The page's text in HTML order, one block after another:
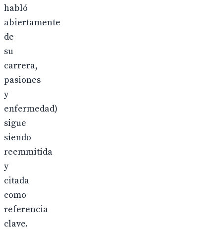
habló
abiertamente
de
su
carrera,
pasiones
y
enfermedad)
sigue
siendo
reemmitida
y
citada
como
referencia
clave.